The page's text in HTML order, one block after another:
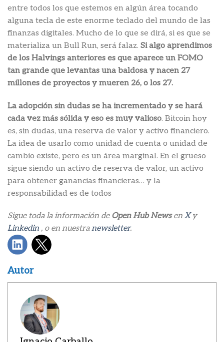
entre todos los que estemos en algún área tocando
alguna tecla de este enorme teclado del mundo de las
finanzas digitales. Mucho de lo que se dirá, si es que se
materializa un Bull Run, será falaz. Si algo aprendimos
de los Halvings anteriores es que aparece un FOMO
tan grande que levantas una baldosa y nacen 27
millones de proyectos y mueren 26, o los 27.
La adopción sin dudas se ha incrementado y se hará
cada vez más sólida y eso es muy valioso. Bitcoin hoy
es, sin dudas, una reserva de valor y activo financiero.
La idea de usarlo como unidad de cuenta o unidad de
cambio existe, pero es un área marginal. En el grueso
sigue siendo un activo de reserva de valor, un activo
para obtener ganancias financieras… y la
responsabilidad es de todos
Sigue toda la información de Open Hub Newsen Xy
Linkedin , o en nuestranewsletter.
Autor